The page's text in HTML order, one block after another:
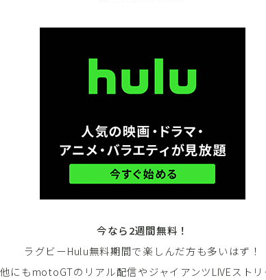
今なら2週間無料！
ラグビーHulu無料期間で楽しんだ方も多いはず！
にもmotoGTのリアル配信やジャイアンツLIVEストリ